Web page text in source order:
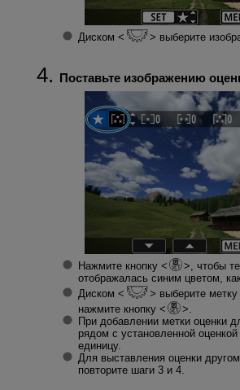
Диском выберите
Поставьте изображению
Нажмите кнопку
, чтобы
отображалась синим цветом,
Диском
выберите
нажмите кнопку
При добавлении метки оценки
рядом с установленной
единицу.
Для выставления оценки
повторите шаги 3 и 4.